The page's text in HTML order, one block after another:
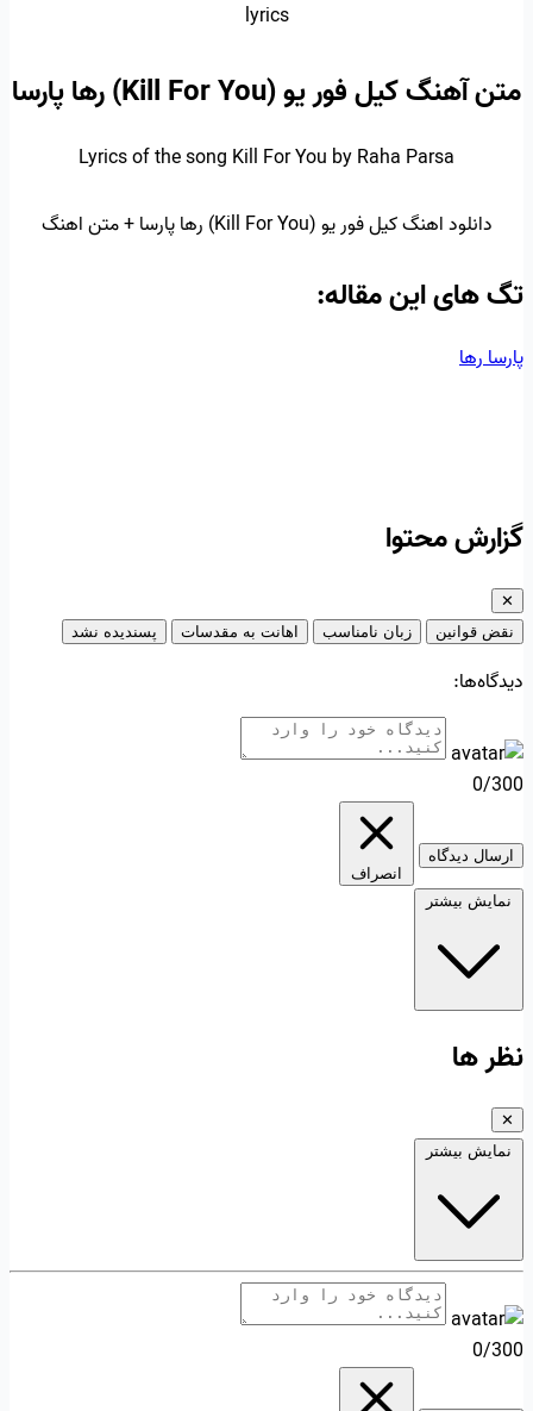
lyrics
متن آهنگ کیل فور یو (Kill For You) رها پارسا
Lyrics of the song Kill For You by Raha Parsa
دانلود اهنگ کیل فور یو (Kill For You) رها پارسا + متن اهنگ
تگ‌ های این مقاله:
پارسارها
گزارش محتوا
✕
نقض قوانین
زبان نامناسب اهانت به مقدسات پسندیده نشد
دیدگاه‌ها:
0/300
ارسال دیدگاه
انصراف
نمایش بیشتر
نظر ها
✕
نمایش بیشتر
0/300